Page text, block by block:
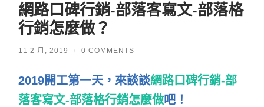
網路口碑行銷-部落客寫文-部落格
行銷怎麼做？
11 2 月, 2019 / 0 COMMENTS
2019開工第一天，來談談網路口碑行銷-部
落客寫文-部落格行銷怎麼做吧！